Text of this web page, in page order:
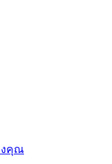
งคุณ